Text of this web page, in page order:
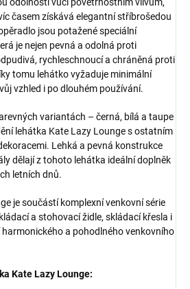
odolností vůči povětrnostním vlivům,
časem získává elegantní stříbrošedou
jsou potažené speciální
je nejen pevná a odolná proti
rychleschnoucí a chráněná proti
tomu lehátko vyžaduje minimální
vzhled i po dlouhém používání.
variantách – černá, bílá a taupe
lehátka Kate Lazy Lounge s ostatním
Lehká a pevná konstrukce
dělají z tohoto lehátka ideální doplněk
letních dnů.
je součástí komplexní venkovní série
a stohovací židle, skládací křesla i
a pohodlného venkovního
Kate Lazy Lounge: